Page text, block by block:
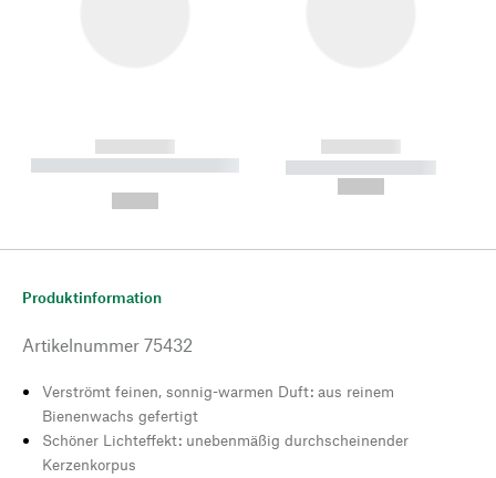
------------
----------- ----------- --------
------------
----------- -----------
Produktinformation
Artikelnummer 75432
Verströmt feinen, sonnig-warmen Duft: aus reinem
Bienenwachs gefertigt
Schöner Lichteffekt: unebenmäßig durchscheinender
Kerzenkorpus